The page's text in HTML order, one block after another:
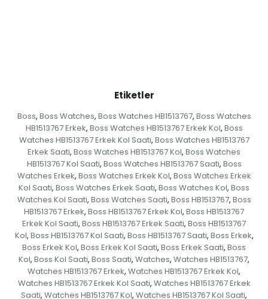
Etiketler
Boss, Boss Watches, Boss Watches HB1513767, Boss Watches
HB1513767 Erkek, Boss Watches HB1513767 Erkek Kol, Boss
Watches HB1513767 Erkek Kol Saati, Boss Watches HB1513767
Erkek Saati, Boss Watches HB1513767 Kol, Boss Watches
HB1513767 Kol Saati, Boss Watches HB1513767 Saati, Boss
Watches Erkek, Boss Watches Erkek Kol, Boss Watches Erkek
Kol Saati, Boss Watches Erkek Saati, Boss Watches Kol, Boss
Watches Kol Saati, Boss Watches Saati, Boss HB1513767, Boss
HB1513767 Erkek, Boss HB1513767 Erkek Kol, Boss HB1513767
Erkek Kol Saati, Boss HB1513767 Erkek Saati, Boss HB1513767
Kol, Boss HB1513767 Kol Saati, Boss HB1513767 Saati, Boss Erkek,
Boss Erkek Kol, Boss Erkek Kol Saati, Boss Erkek Saati, Boss
Kol, Boss Kol Saati, Boss Saati, Watches, Watches HB1513767,
Watches HB1513767 Erkek, Watches HB1513767 Erkek Kol,
Watches HB1513767 Erkek Kol Saati, Watches HB1513767 Erkek
Saati, Watches HB1513767 Kol, Watches HB1513767 Kol Saati,